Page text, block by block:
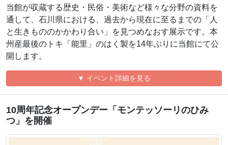
当館が収蔵する歴史・民俗・美術など様々な分野の資料を
通して、石川県における、過去から現在に至るまでの「人
と生きもののかかわり合い」を見つめなおす展示です。本
州産最後のトキ「能里」のはく製を14年ぶりに当館にて公
開します。
▼ イベント詳細を見る
10周年記念オープンデー「モンテッソーリのひみ
つ」を開催